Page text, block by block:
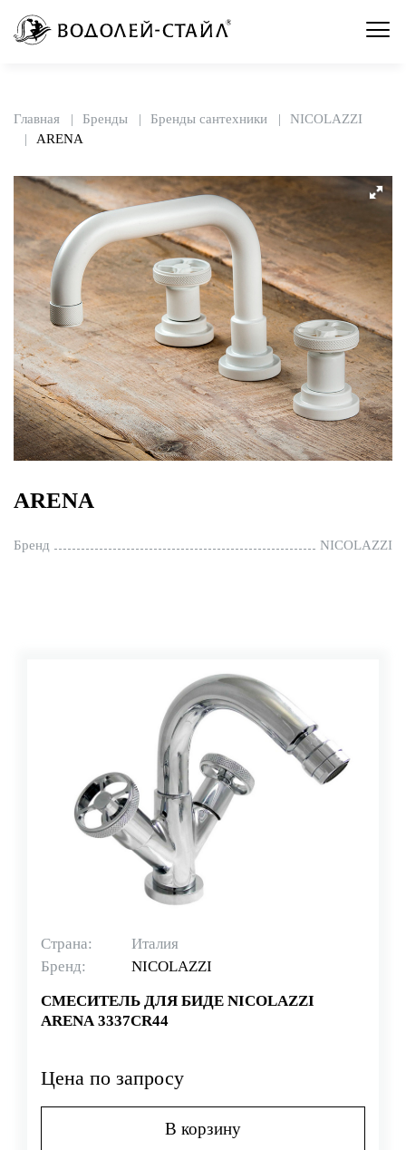
Главная Бренды Бренды сантехники
NICOLAZZI
ARENA
ARENA
Бренд NICOLAZZI
Страна:
Италия
Бренд:
NICOLAZZI
СМЕСИТЕЛЬ ДЛЯ БИДЕ NICOLAZZI
ARENA 3337CR44
Цена по запросу
В корзину